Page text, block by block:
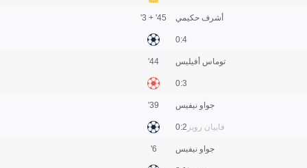
أشرف حكيمي
4:0
45' + 3'
توماس أفيليس
3:0
44'
جواو نيفيس
فابيان رويز 2:0
39'
جواو نيفيس 6'